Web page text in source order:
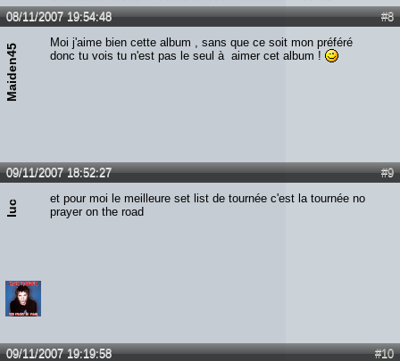
également !!!!! alors qui m'aime me suive...Screammmmm
Forrrrr Meeeee!!!!!!
#8
08/11/2007 19:54:48
Maiden45
Moi j'aime bien cette album , sans que ce soit mon préféré
donc tu vois tu n'est pas le seul à aimer cet album !
#9
09/11/2007 18:52:27
luc
et pour moi le meilleure set list de tournée c'est la tournée no
prayer on the road
#10
09/11/2007 19:19:58